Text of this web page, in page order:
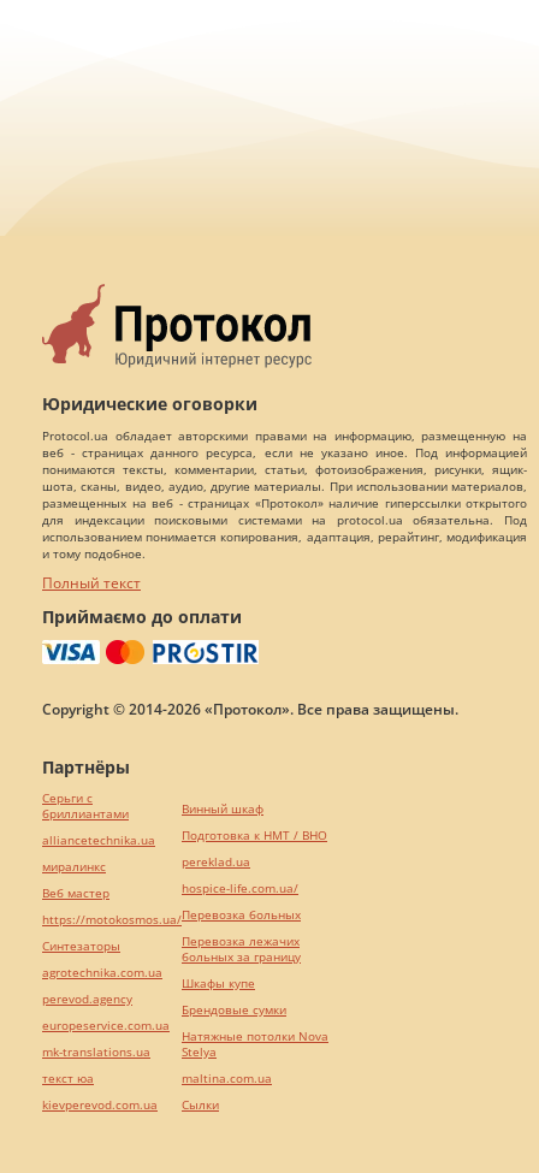
Юридические оговорки
Protocol.ua обладает авторскими правами на информацию, размещенную на
веб - страницах данного ресурса, если не указано иное. Под информацией
понимаются тексты, комментарии, статьи, фотоизображения, рисунки, ящик-
шота, сканы, видео, аудио, другие материалы. При использовании материалов,
размещенных на веб - страницах «Протокол» наличие гиперссылки открытого
для индексации поисковыми системами на protocol.ua обязательна. Под
использованием понимается копирования, адаптация, рерайтинг, модификация
и тому подобное.
Полный текст
Приймаємо до оплати
Copyright © 2014-2026 «Протокол». Все права защищены.
Партнёры
Серьги с
бриллиантами
alliancetechnika.ua
миралинкс
Веб мастер
https://motokosmos.ua/
Синтезаторы
agrotechnika.com.ua
perevod.agency
europeservice.com.ua
mk-translations.ua
текст юа
kievperevod.com.ua
Винный шкаф
Подготовка к НМТ / ВНО
pereklad.ua
hospice-life.com.ua/
Перевозка больных
Перевозка лежачих
больных за границу
Шкафы купе
Брендовые сумки
Натяжные потолки Nova
Stelya
maltina.com.ua
Cылки